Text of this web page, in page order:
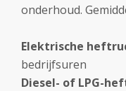
onderhoud.
Elektrische
bedrijfsuren
Diesel- of LPG-